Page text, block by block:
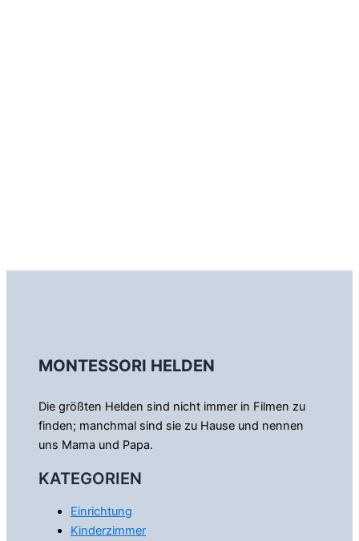
MONTESSORI HELDEN
Die größten Helden sind nicht immer in Filmen zu
finden; manchmal sind sie zu Hause und nennen
uns Mama und Papa.
KATEGORIEN
Einrichtung
Kinderzimmer